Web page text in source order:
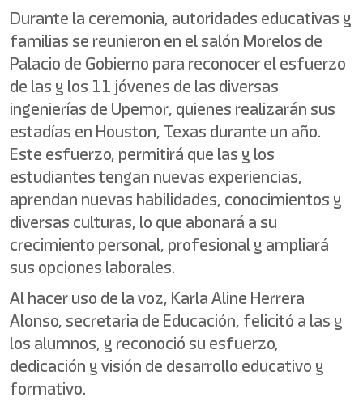
Durante la ceremonia, autoridades educativas y
familias se reunieron en el salón Morelos de
Palacio de Gobierno para reconocer el esfuerzo
de las y los 11 jóvenes de las diversas
ingenierías de Upemor, quienes realizarán sus
estadías en Houston, Texas durante un año.
Este esfuerzo, permitirá que las y los
estudiantes tengan nuevas experiencias,
aprendan nuevas habilidades, conocimientos y
diversas culturas, lo que abonará a su
crecimiento personal, profesional y ampliará
sus opciones laborales.
Al hacer uso de la voz, Karla Aline Herrera
Alonso, secretaria de Educación, felicitó a las y
los alumnos, y reconoció su esfuerzo,
dedicación y visión de desarrollo educativo y
formativo.